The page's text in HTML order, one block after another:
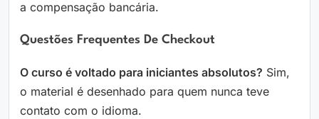
a compensação bancária.
Questões Frequentes De Checkout
O curso é voltado para iniciantes absolutos? Sim,
o material é desenhado para quem nunca teve
contato com o idioma.